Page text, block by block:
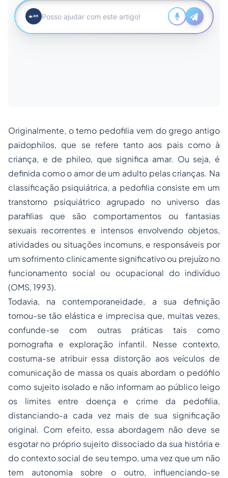
Originalmente, o temo pedofilia vem do grego antigo
paidophilos, que se refere tanto aos pais como à
criança, e de phileo, que significa amar. Ou seja, é
definida como o amor de um adulto pelas crianças. Na
classificação psiquiátrica, a pedofilia consiste em um
transtorno psiquiátrico agrupado no universo das
parafilias que são comportamentos ou fantasias
sexuais recorrentes e intensos envolvendo objetos,
atividades ou situações incomuns, e responsáveis por
um sofrimento clinicamente significativo ou prejuízo no
funcionamento social ou ocupacional do indivíduo
(OMS, 1993).
Todavia, na contemporaneidade, a sua definição
tornou-se tão elástica e imprecisa que, muitas vezes,
confunde-se com outras práticas tais como
pornografia e exploração infantil. Nesse contexto,
costuma-se atribuir essa distorção aos veículos de
comunicação de massa os quais abordam o pedófilo
como sujeito isolado e não informam ao público leigo
os limites entre doença e crime da pedofilia,
distanciando-a cada vez mais de sua significação
original. Com efeito, essa abordagem não deve se
esgotar no próprio sujeito dissociado da sua história e
do contexto social de seu tempo, uma vez que um não
tem autonomia sobre o outro, influenciando-se